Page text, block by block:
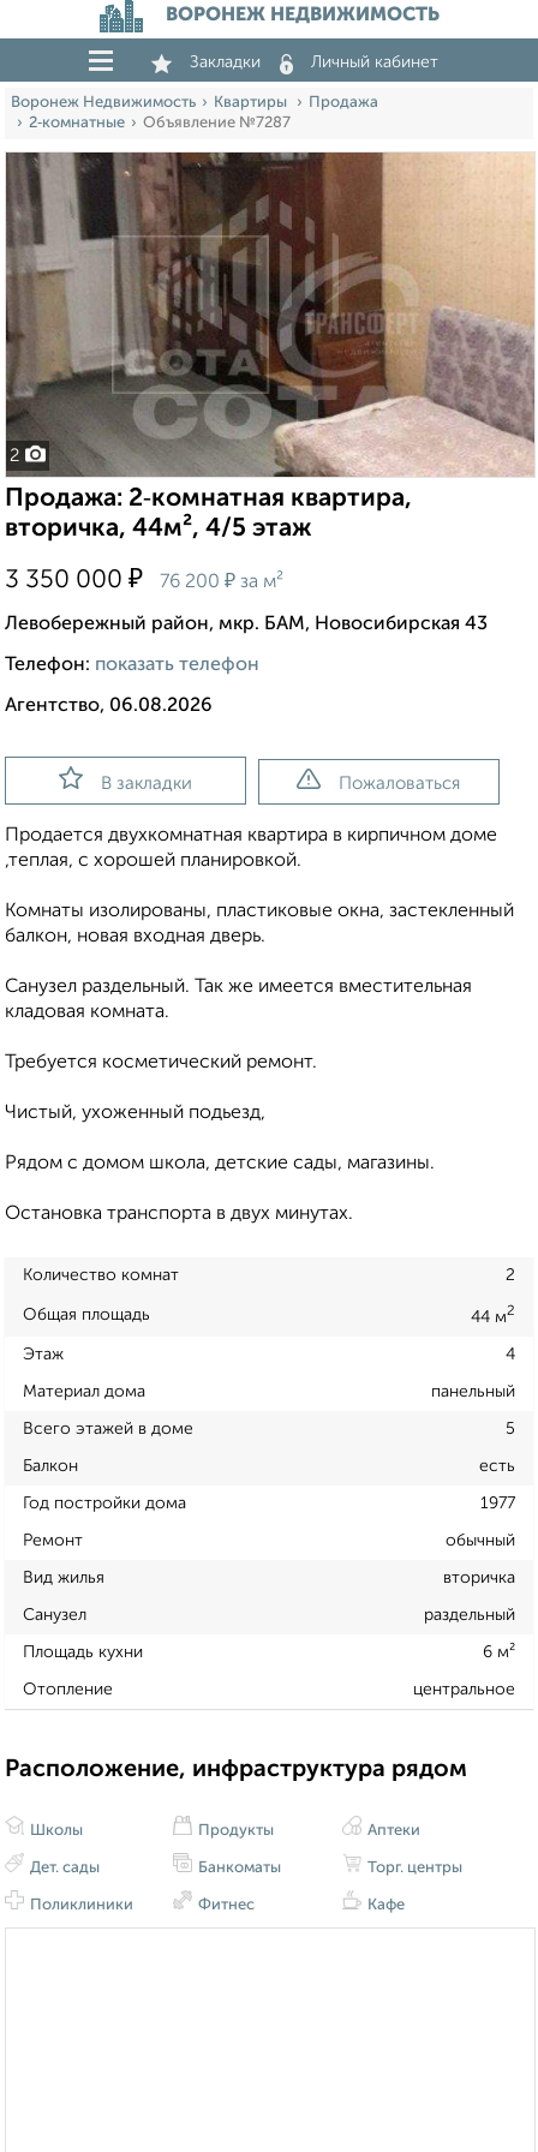
ВОРОНЕЖ НЕДВИЖИМОСТЬ
Закладки Личный кабинет
Воронеж Недвижимость Квартиры
Продажа
2‑комнатные
Объявление №7287
2
Продажа: 2‑комнатная квартира,
вторичка, 44м², 4/5 этаж
3 350 000 ₽ 76 200 ₽ за м²
Левобережный район, мкр. БАМ, Новосибирская 43
Телефон: показать телефон
Агентство, 06.08.2026
В закладки Пожаловаться
Продается двухкомнатная квартира в кирпичном доме
,теплая, с хорошей планировкой.
Комнаты изолированы, пластиковые окна, застекленный
балкон, новая входная дверь.
Санузел раздельный. Так же имеется вместительная
кладовая комната.
Требуется косметический ремонт.
Чистый, ухоженный подьезд,
Рядом с домом школа, детские сады, магазины.
Остановка транспорта в двух минутах.
Количество комнат 2
Общая площадь 44 м2
Этаж 4
Материал дома панельный
Всего этажей в доме 5
Балкон есть
Год постройки дома 1977
Ремонт обычный
Вид жилья вторичка
Санузел раздельный
Площадь кухни 6 м²
Отопление центральное
Расположение, инфраструктура рядом
Школы
Дет. сады
Поликлиники
Продукты
Банкоматы
Фитнес
Аптеки
Торг. центры
Кафе